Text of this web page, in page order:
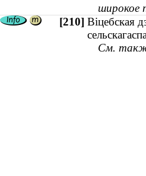
широкое
[210] Віцебская
См.